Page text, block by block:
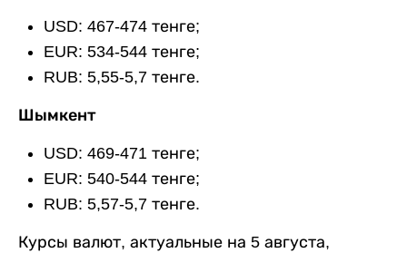
USD: 467-474 тенге;
EUR: 534-544 тенге;
RUB: 5,55-5,7 тенге.
Шымкент
USD: 469-471 тенге;
EUR: 540-544 тенге;
RUB: 5,57-5,7 тенге.
Курсы валют, актуальные на 5 августа,